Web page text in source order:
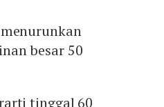
besar 50
tinggal 60